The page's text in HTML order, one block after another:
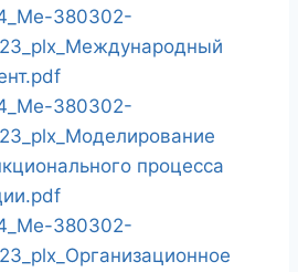
380302-
380302-
процесса
380302-